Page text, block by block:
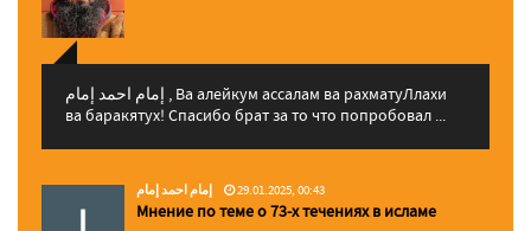
إمام احمد إمام , Ва алейкум ассалам ва рахматуЛлахи
ва баракятух! Спасибо брат за то что попробовал ...
إمام احمد إمام 29.01.2025, 00:43
Мнение по теме о 73-х течениях в исламе